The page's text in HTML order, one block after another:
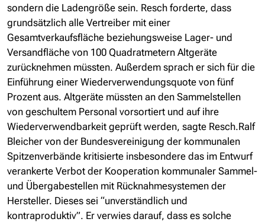
sondern die Ladengröße sein. Resch forderte, dass
grundsätzlich alle Vertreiber mit einer
Gesamtverkaufsfläche beziehungsweise Lager- und
Versandfläche von 100 Quadratmetern Altgeräte
zurücknehmen müssten. Außerdem sprach er sich für die
Einführung einer Wiederverwendungsquote von fünf
Prozent aus. Altgeräte müssten an den Sammelstellen
von geschultem Personal vorsortiert und auf ihre
Wiederverwendbarkeit geprüft werden, sagte Resch.Ralf
Bleicher von der Bundesvereinigung der kommunalen
Spitzenverbände kritisierte insbesondere das im Entwurf
verankerte Verbot der Kooperation kommunaler Sammel-
und Übergabestellen mit Rücknahmesystemen der
Hersteller. Dieses sei “unverständlich und
kontraproduktiv”. Er verwies darauf, dass es solche